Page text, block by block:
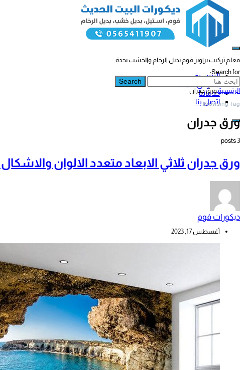
معلم تركيب براويز فوم بديل الرخام والخشب بجدة
الرئيسية
معرض أعمالنا
خدماتنا
اتصل بنا
Search for:
Search
الرئيسيةورق جدران
Browsing Tag
ورق جدران
3 posts
ورق جدران ثلاثي الابعاد متعدد الالوان
ديكورات فوم
أغسطس 17, 2023